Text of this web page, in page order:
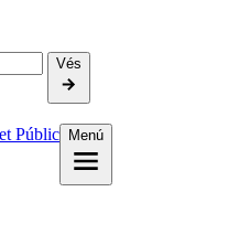
Vés
Públic
Menú